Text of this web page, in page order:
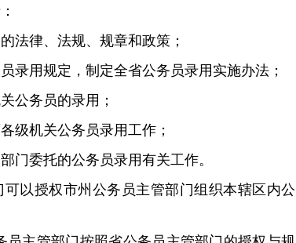
法律、法规、规章和政策；
录用规定，制定全省公务员录用实施办法；
公务员的录用；
级机关公务员录用工作；
门委托的公务员录用有关工作。
以授权市州公务员主管部门组织本辖区内公